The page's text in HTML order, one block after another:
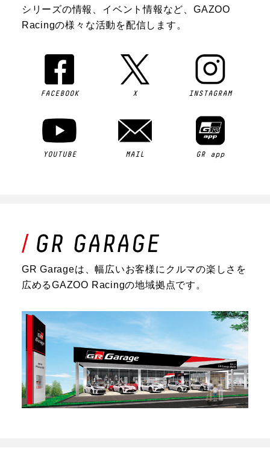
シリーズの情報、イベント情報など、GAZOO
Racingの様々な活動を配信します。
FACEBOOK X INSTAGRAM
YOUTUBE MAIL GR app
GR Garageは、幅広いお客様にクルマの楽しさを
広めるGAZOO Racingの地域拠点です。